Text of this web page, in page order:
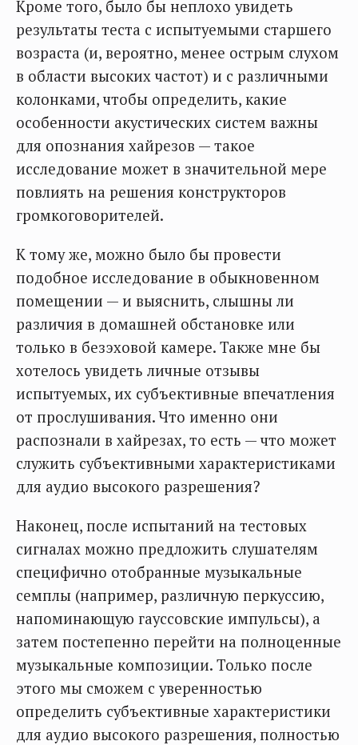
Кроме того, было бы неплохо увидеть
результаты теста с испытуемыми старшего
возраста (и, вероятно, менее острым слухом
в области высоких частот) и с различными
колонками, чтобы определить, какие
особенности акустических систем важны
для опознания хайрезов — такое
исследование может в значительной мере
повлиять на решения конструкторов
громкоговорителей.
К тому же, можно было бы провести
подобное исследование в обыкновенном
помещении — и выяснить, слышны ли
различия в домашней обстановке или
только в безэховой камере. Также мне бы
хотелось увидеть личные отзывы
испытуемых, их субъективные впечатления
от прослушивания. Что именно они
распознали в хайрезах, то есть — что может
служить субъективными характеристиками
для аудио высокого разрешения?
Наконец, после испытаний на тестовых
сигналах можно предложить слушателям
специфично отобранные музыкальные
семплы (например, различную перкуссию,
напоминающую гауссовские импульсы), а
затем постепенно перейти на полноценные
музыкальные композиции. Только после
этого мы сможем с уверенностью
определить субъективные характеристики
для аудио высокого разрешения, полностью